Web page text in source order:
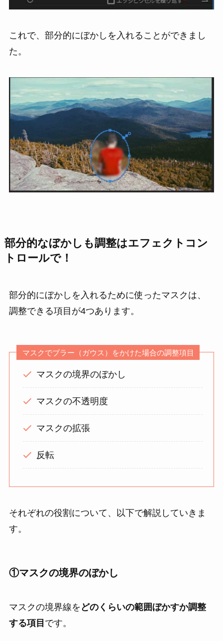
これで、部分的にぼかしを入れることができまし
た。
部分的なぼかしも調整はエフェクトコン
トロールで！
部分的にぼかしを入れるために使ったマスクは、
調整できる項目が4つあります。
マスクでブラー（ガウス）をかけた場合の調整項目
マスクの境界のぼかし
マスクの不透明度
マスクの拡張
反転
それぞれの役割について、以下で解説していきま
す。
①マスクの境界のぼかし
マスクの境界線を どのくらいの範囲ぼかすか調整
する項目 です。